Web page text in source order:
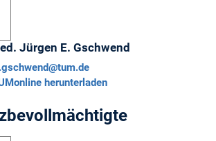
Jürgen E. Gschwend
herunterladen